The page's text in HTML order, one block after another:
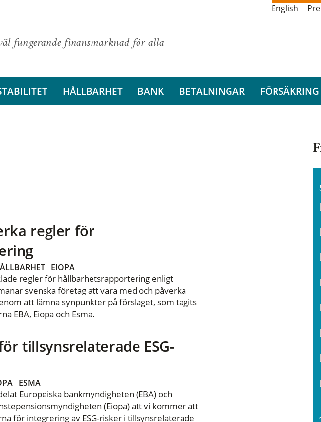
fungerande finansmarknad för alla
English
HÅLLBARHET BANK BETALNINGAR FÖRSÄKRING
regler för
EIOPA
regler för hållbarhetsrapportering enligt
svenska företag att vara med och påverka
att lämna synpunkter på förslaget, som tagits
EBA, Eiopa och Esma.
tillsynsrelaterade ESG-
ESMA
Europeiska bankmyndigheten (EBA) och
(Eiopa) att vi kommer att
för integrering av ESG-risker i tillsynsrelaterade